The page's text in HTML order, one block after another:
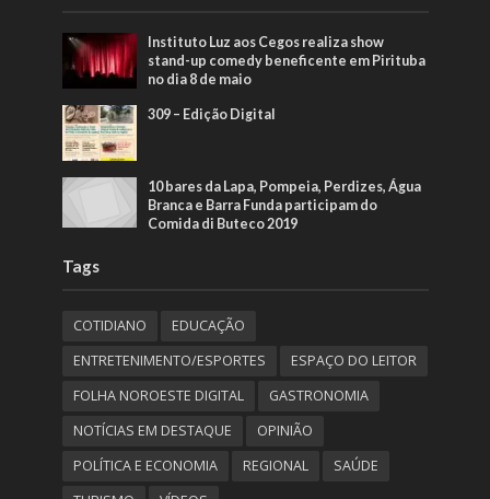
Instituto Luz aos Cegos realiza show
stand-up comedy beneficente em Pirituba
no dia 8 de maio
309 – Edição Digital
10 bares da Lapa, Pompeia, Perdizes, Água
Branca e Barra Funda participam do
Comida di Buteco 2019
Tags
COTIDIANO
EDUCAÇÃO
ENTRETENIMENTO/ESPORTES
ESPAÇO DO LEITOR
FOLHA NOROESTE DIGITAL
GASTRONOMIA
NOTÍCIAS EM DESTAQUE
OPINIÃO
POLÍTICA E ECONOMIA
REGIONAL
SAÚDE